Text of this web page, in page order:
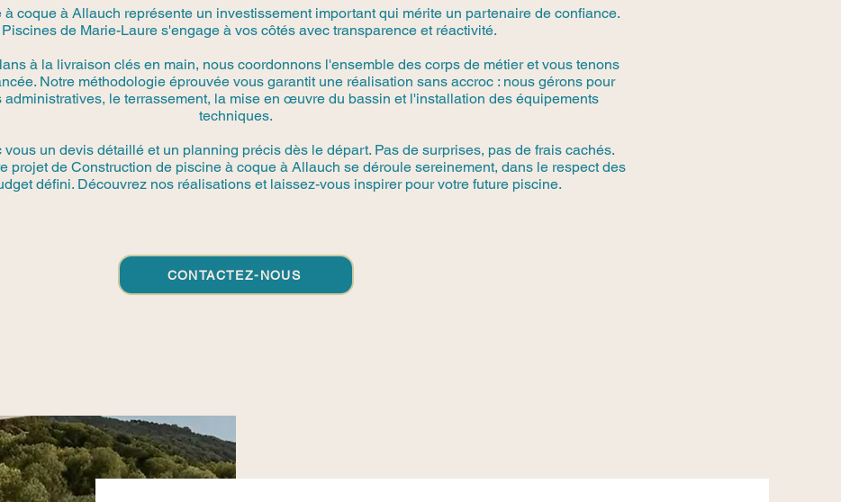
coque à Allauch représente un investissement important qui mérite un partenaire de confiance.
de Marie-Laure s'engage à vos côtés avec transparence et réactivité.
à la livraison clés en main, nous coordonnons l'ensemble des corps de métier et vous tenons
Notre méthodologie éprouvée vous garantit une réalisation sans accroc : nous gérons pour
administratives, le terrassement, la mise en œuvre du bassin et l'installation des équipements
techniques.
un devis détaillé et un planning précis dès le départ. Pas de surprises, pas de frais cachés.
projet de Construction de piscine à coque à Allauch se déroule sereinement, dans le respect des
défini. Découvrez nos réalisations et laissez-vous inspirer pour votre future piscine.
CONTACTEZ-NOUS